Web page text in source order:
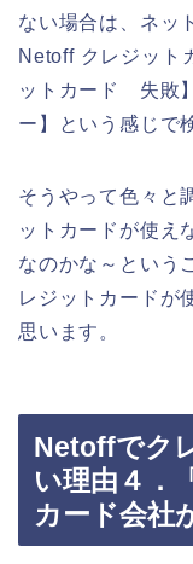
ない場合は、ネッ
Netoff クレジッ
ットカード 失敗
ー】という感じで
そうやって色々と
ットカードが使え
なのかな～という
レジットカードが
思います。
Netoffでク
い理由４．
カード会社